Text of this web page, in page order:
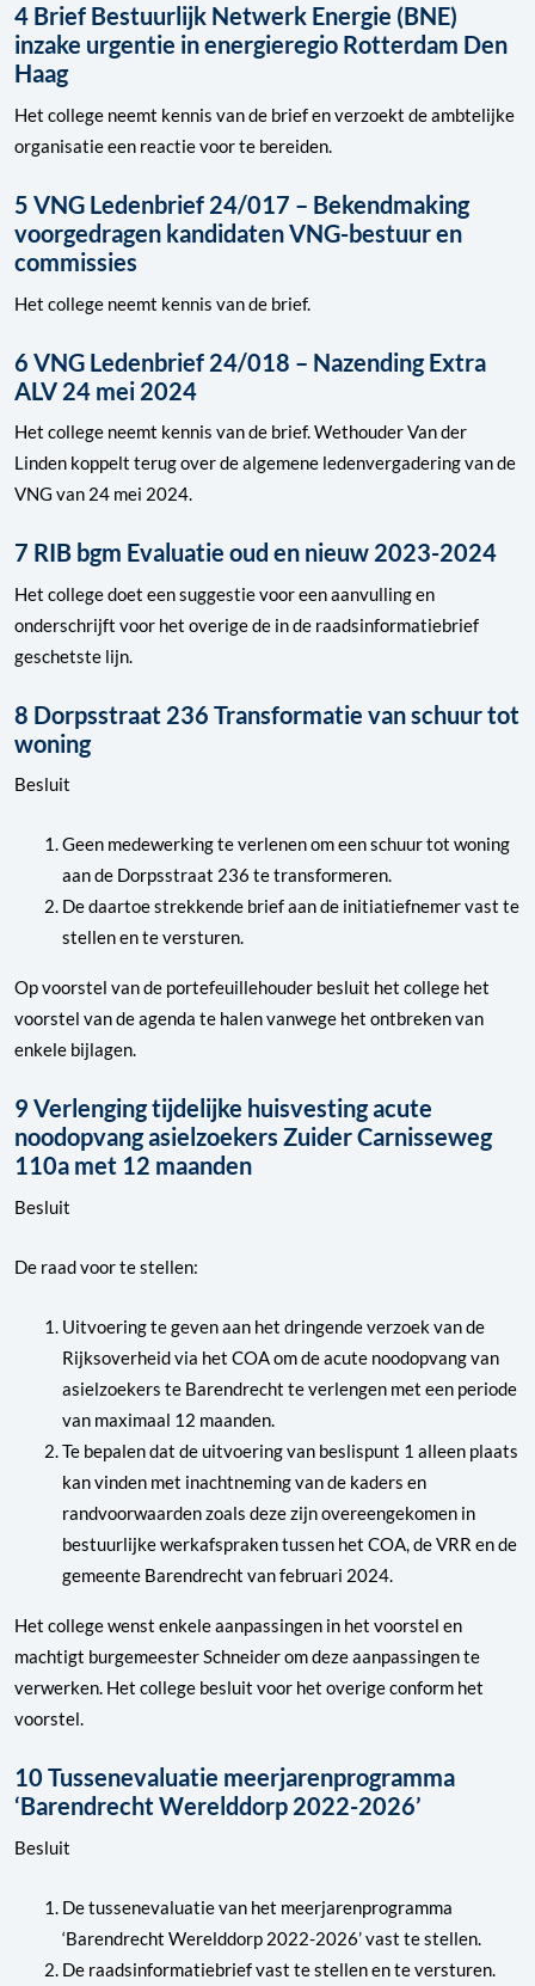
4 Brief Bestuurlijk Netwerk Energie (BNE)
inzake urgentie in energieregio Rotterdam Den
Haag
Het college neemt kennis van de brief en verzoekt de ambtelijke
organisatie een reactie voor te bereiden.
5 VNG Ledenbrief 24/017 – Bekendmaking
voorgedragen kandidaten VNG-bestuur en
commissies
Het college neemt kennis van de brief.
6 VNG Ledenbrief 24/018 – Nazending Extra
ALV 24 mei 2024
Het college neemt kennis van de brief. Wethouder Van der
Linden koppelt terug over de algemene ledenvergadering van de
VNG van 24 mei 2024.
7 RIB bgm Evaluatie oud en nieuw 2023-2024
Het college doet een suggestie voor een aanvulling en
onderschrijft voor het overige de in de raadsinformatiebrief
geschetste lijn.
8 Dorpsstraat 236 Transformatie van schuur tot
woning
Besluit
Geen medewerking te verlenen om een schuur tot woning
aan de Dorpsstraat 236 te transformeren.
De daartoe strekkende brief aan de initiatiefnemer vast te
stellen en te versturen.
Op voorstel van de portefeuillehouder besluit het college het
voorstel van de agenda te halen vanwege het ontbreken van
enkele bijlagen.
9 Verlenging tijdelijke huisvesting acute
noodopvang asielzoekers Zuider Carnisseweg
110a met 12 maanden
Besluit
De raad voor te stellen:
Uitvoering te geven aan het dringende verzoek van de
Rijksoverheid via het COA om de acute noodopvang van
asielzoekers te Barendrecht te verlengen met een periode
van maximaal 12 maanden.
Te bepalen dat de uitvoering van beslispunt 1 alleen plaats
kan vinden met inachtneming van de kaders en
randvoorwaarden zoals deze zijn overeengekomen in
bestuurlijke werkafspraken tussen het COA, de VRR en de
gemeente Barendrecht van februari 2024.
Het college wenst enkele aanpassingen in het voorstel en
machtigt burgemeester Schneider om deze aanpassingen te
verwerken. Het college besluit voor het overige conform het
voorstel.
10 Tussenevaluatie meerjarenprogramma
‘Barendrecht Werelddorp 2022-2026’
Besluit
De tussenevaluatie van het meerjarenprogramma
‘Barendrecht Werelddorp 2022-2026’ vast te stellen.
De raadsinformatiebrief vast te stellen en te versturen.